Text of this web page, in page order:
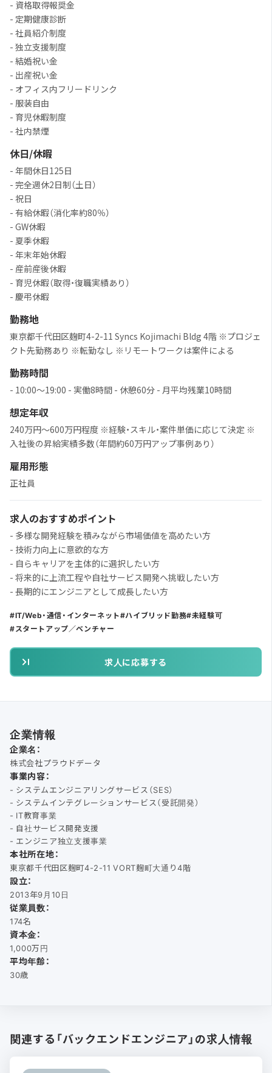
- 資格取得報奨金
- 定期健康診断
- 社員紹介制度
- 独立支援制度
- 結婚祝い金
- 出産祝い金
- オフィス内フリードリンク
- 服装自由
- 育児休暇制度
- 社内禁煙
休日/休暇
- 年間休日125日
- 完全週休2日制（土日）
- 祝日
- 有給休暇（消化率約80％）
- GW休暇
- 夏季休暇
- 年末年始休暇
- 産前産後休暇
- 育児休暇（取得・復職実績あり）
- 慶弔休暇
勤務地
東京都千代田区麹町4-2-11 Syncs Kojimachi Bldg 4階 ※プロジェ
クト先勤務あり ※転勤なし ※リモートワークは案件による
勤務時間
- 10:00〜19:00 - 実働8時間 - 休憩60分 - 月平均残業10時間
想定年収
240万円～600万円程度 ※経験・スキル・案件単価に応じて決定 ※
入社後の昇給実績多数（年間約60万円アップ事例あり）
雇用形態
正社員
求人のおすすめポイント
- 多様な開発経験を積みながら市場価値を高めたい方
- 技術力向上に意欲的な方
- 自らキャリアを主体的に選択したい方
- 将来的に上流工程や自社サービス開発へ挑戦したい方
- 長期的にエンジニアとして成長したい方
IT/Web・通信・インターネット ハイブリッド勤務 未経験可
スタートアップ／ベンチャー
求人に応募する
企業情報
企業名：
株式会社プラウドデータ
事業内容：
- システムエンジニアリングサービス（SES）
- システムインテグレーションサービス（受託開発）
- IT教育事業
- 自社サービス開発支援
- エンジニア独立支援事業
本社所在地：
東京都千代田区麹町4-2-11 VORT麹町大通り4階
設立：
2013年9月10日
従業員数：
174名
資本金：
1,000万円
平均年齢：
30歳
関連する「バックエンドエンジニア」の求人情報